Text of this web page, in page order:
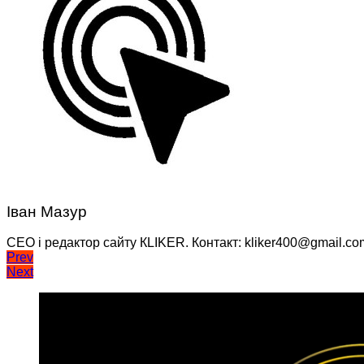
Іван Мазур
CEO і редактор сайту КLIKER. Контакт:
Навігація
записів
Prev
Next